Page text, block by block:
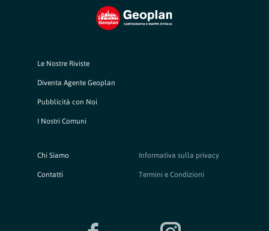
Le Nostre Riviste
Diventa Agente Geoplan
Pubblicità con Noi
I Nostri Comuni
Chi Siamo
Contatti
Informativa sulla privacy
Termini e Condizioni